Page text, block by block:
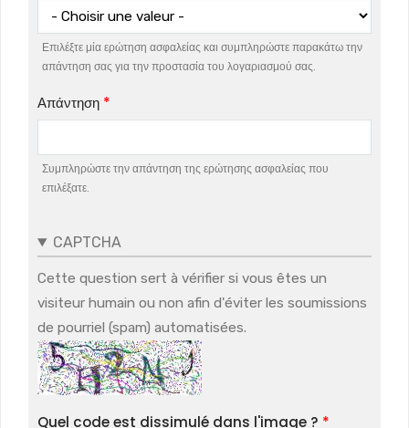
Επιλέξτε μία ερώτηση ασφαλείας και συμπληρώστε παρακάτω την
απάντηση σας για την προστασία του λογαριασμού σας.
Απάντηση
Συμπληρώστε την απάντηση της ερώτησης ασφαλείας που
επιλέξατε.
CAPTCHA
Cette question sert à vérifier si vous êtes un
visiteur humain ou non afin d'éviter les soumissions
de pourriel (spam) automatisées.
Quel code est dissimulé dans l'image ?